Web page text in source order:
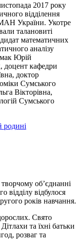
2017 року
відділення
МАН України. Укотре
талановиті
математичних
аналізу
Юрій
доцент кафедри
доктор
Сумського
Вікторівна,
Сумського
родині
об’єднанні
відділу відбулося
років навчання.
Свято
та їхні батьки
розваг та